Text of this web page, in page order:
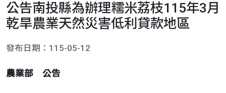
公告南投縣為辦理糯米荔枝115年3月
乾旱農業天然災害低利貸款地區
發布日期：115-05-12
農業部 公告